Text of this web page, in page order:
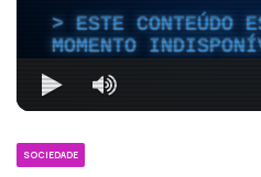
ESTE CONTEÚDO
MOMENTO
SOCIEDADE